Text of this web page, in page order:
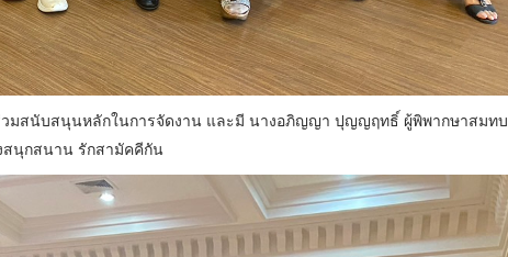
มสนับสนุนหลักในการจัดงาน และมี นางอภิญญา ปุญญฤทธิ์ ผู้พิพากษาสมทบ
สนุกสนาน รักสามัคคีกัน